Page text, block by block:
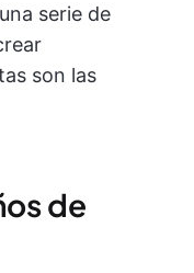
serie de
son las
de